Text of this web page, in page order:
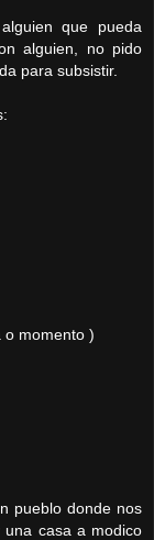
que pueda
alguien, no pido
para subsistir.
o momento )
pueblo donde nos
casa a modico